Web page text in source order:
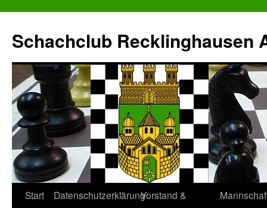
springen
Schachclub Recklinghausen
Start DatenschutzerklärungVorstand &